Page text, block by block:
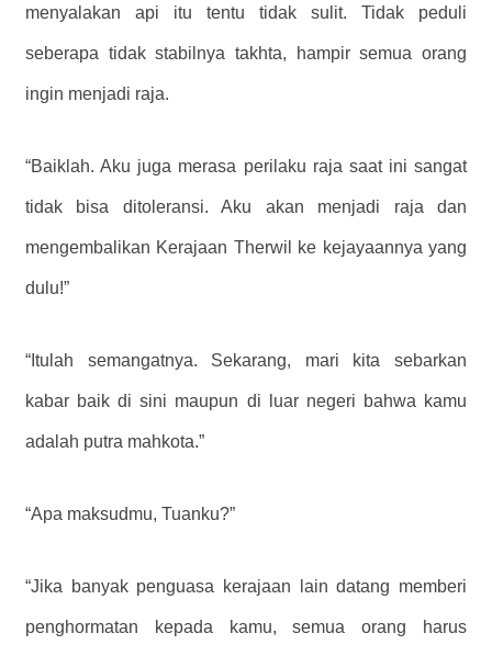
menyalakan api itu tentu tidak sulit. Tidak peduli
seberapa tidak stabilnya takhta, hampir semua orang
ingin menjadi raja.
“Baiklah. Aku juga merasa perilaku raja saat ini sangat
tidak bisa ditoleransi. Aku akan menjadi raja dan
mengembalikan Kerajaan Therwil ke kejayaannya yang
dulu!”
“Itulah semangatnya. Sekarang, mari kita sebarkan
kabar baik di sini maupun di luar negeri bahwa kamu
adalah putra mahkota.”
“Apa maksudmu, Tuanku?”
“Jika banyak penguasa kerajaan lain datang memberi
penghormatan kepada kamu, semua orang harus